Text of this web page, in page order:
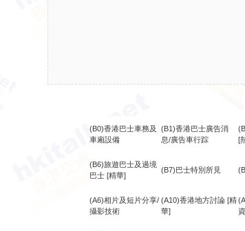
(B0)香港巴士車務及
車廂設備
(B1)香港巴士廣告消
息/廣告車行踪
[
(B6)旅遊巴士及過境
巴士 [精華]
(B7)巴士特別所見
(A6)相片及短片分享/
攝影技術
(A10)香港地方討論 [精
華]